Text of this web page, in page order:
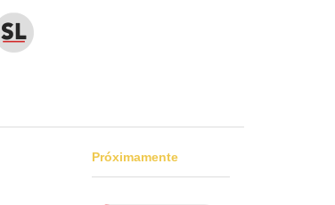
Próximamente